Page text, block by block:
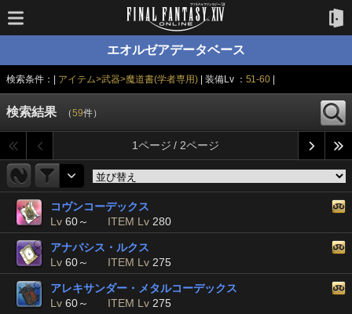
エオルゼアデータベース
検索条件：| アイテム>武器>魔道書(学者専用) | 装備Lv ： 51-60
検索結果 （59件）
1ページ / 2ページ
コヴンコーデックス
Lv 60～ ITEM Lv 280
アナバシス・ルクス
Lv 60～ ITEM Lv 275
アレキサンダー・メタルコーデックス
Lv 60～ ITEM Lv 275